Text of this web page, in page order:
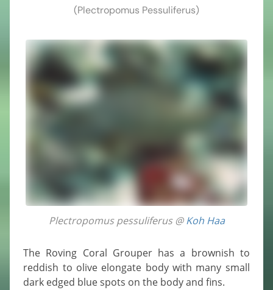
(Plectropomus Pessuliferus)
Plectropomus pessuliferus @Koh Haa
The Roving Coral Grouper has a brownish to
reddish to olive elongate body with many small
dark edged blue spots on the body and fins.